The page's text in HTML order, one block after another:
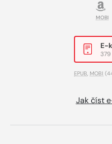
MOBI
E-
379
EPUB MOBI
Jak číst